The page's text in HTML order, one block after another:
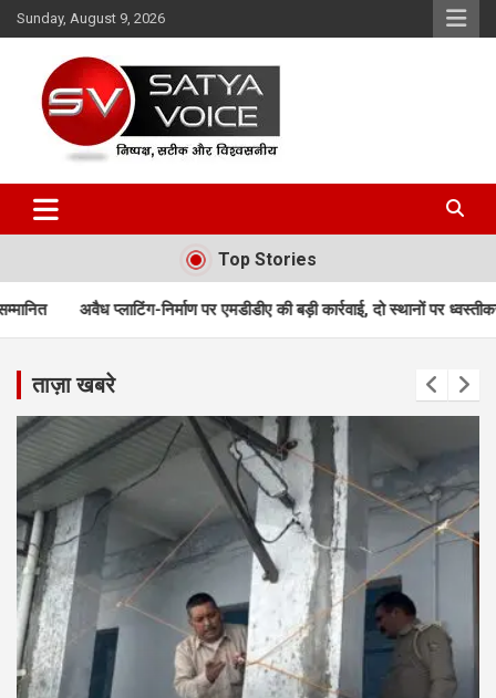
Skip
to
Sunday, August 9, 2026
Satya Voice
Top Stories
पर एमडीडीए की बड़ी कार्रवाई, दो स्थानों पर ध्वस्तीकरण; मसूरी मार्ग पर निर्माण
ताज़ा खबरे